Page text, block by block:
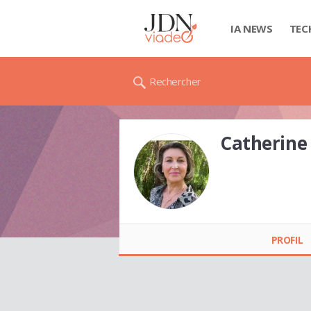
IA NEWS
Rechercher
Catherine
PROFIL